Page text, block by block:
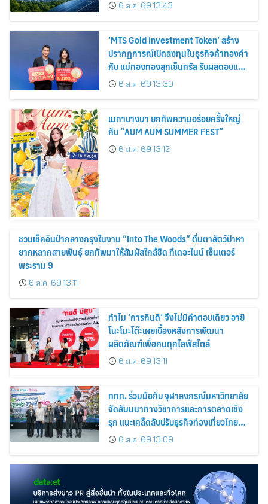
6 ส.ค. 69 13:43
‘MTS Gold Investment Token’ สร้าง
ปรากฏการณ์เปิดลงทุนในธุรกิจค้าทองคำ
กับ แม่ทองทองสุกเซ็นทรัล รับผลตอบแทน
คงที่ 3% ต่อปี
6 ส.ค. 69 13:30
เมกาบางนา ยกทัพความอร่อยครั้งใหญ่
กับ “AUM AUM SUMMER FEST”
6 ส.ค. 69 13:12
ชวนเช็คอินป่ากลางกรุงในงาน “Into The Woods” ตื่นตาสัตว์ป่าหา
ยากหลากสายพันธุ์ ยกทัพมาให้สัมผัสใกล้ชิด ที่เดอะไนน์ เซ็นเตอร์
พระราม 9
6 ส.ค. 69 13:11
ทำไม ‘การกินดี’ จึงไม่มีคำตอบเดียว อายิ
โนะโมะโต๊ะเผยเบื้องหลังการพัฒนา
ผลิตภัณฑ์เพื่อคนทุกไลฟ์สไตล์
6 ส.ค. 69 13:11
ททท. ร่วมมือกับ จุฬาลงกรณ์มหาวิทยาลัย
จัดสัมมนาทางวิชาการและการตลาดเชิง
รุก แนะเคล็ดลับปรับธุรกิจท่องเที่ยวไทย
“ขายได้ ขายดี ขายนาน”
6 ส.ค. 69 13:09